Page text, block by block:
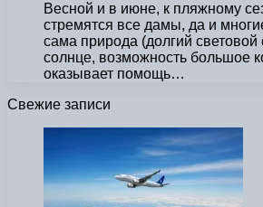
Весной и в июне, к пляжному
стремятся все дамы, да и
сама природа (долгий световой
солнце, возможность большое
оказывает помощь…
Свежие записи